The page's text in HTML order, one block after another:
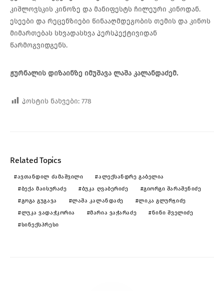
კიშლოვსკის კინოზე და მანიფესტს ჩილეური კინოდან.
ესეები და რეცენზიები წინააღმდეგობის თემის და კინოს
მიმართებას სხვადასხვა პერსპექტივიდან
წარმოგვიდგენს.
ჟურნალის დიზაინზე იმუშავა ლაშა კალანდაძემ.
პოსტის ნახვები: 778
Related Topics
ᲐᲕᲗᲐᲜᲓᲘᲚ ᲫᲐᲛᲐᲨᲕᲘᲚᲘ
ᲐᲚᲔᲥᲡᲐᲜᲓᲠᲔ ᲒᲐᲑᲔᲚᲘᲐ
ᲑᲔᲥᲐ ᲛᲐᲘᲡᲣᲠᲐᲫᲔ
ᲑᲣᲙᲐ ᲦᲕᲐᲑᲔᲠᲘᲫᲔ
ᲒᲘᲝᲠᲒᲘ ᲨᲐᲠᲐᲨᲔᲜᲘᲫᲔ
ᲒᲝᲒᲐ ᲒᲣᲒᲐᲕᲐ
ᲚᲐᲨᲐ ᲙᲐᲚᲐᲜᲓᲐᲫᲔ
ᲚᲘᲙᲐ ᲒᲚᲣᲠᲯᲘᲫᲔ
ᲚᲣᲙᲐ ᲕᲐᲓᲐᲭᲙᲝᲠᲘᲐ
ᲛᲐᲠᲘᲐ ᲕᲐᲭᲐᲠᲐᲫᲔ
ᲜᲘᲜᲘ ᲨᲕᲔᲚᲘᲫᲔ
ᲡᲘᲜᲔᲥᲡᲞᲠᲔᲡᲘ